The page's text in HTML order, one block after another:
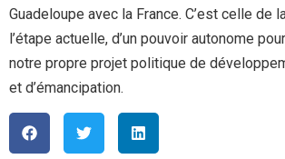
Guadeloupe avec la France. C’est celle de
l’étape actuelle, d’un pouvoir autonome
notre propre projet politique de
et d’émancipation.